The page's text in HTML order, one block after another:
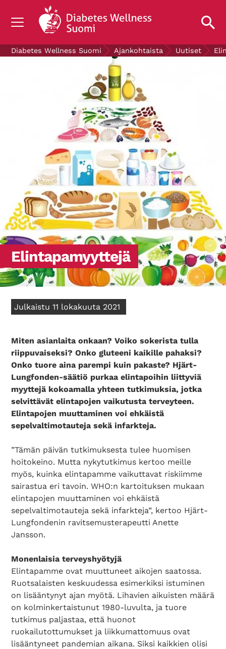
TIETOA DIABETEKSESTA
ILMAISET DIABETESTUOTTEET
Mittaa verensokerisi
Diabetes Wellness Suomi Ajankohtaista Uutiset
Elintapamyyttejä
Julkaistu 11 lokakuuta 2021
Miten asianlaita onkaan? Voiko sokerista tulla
riippuvaiseksi? Onko gluteeni kaikille pahaksi?
Onko tuore aina parempi kuin pakaste? Hjärt-
Lungfonden-säätiö purkaa elintapoihin liittyviä
myyttejä kokoamalla yhteen tutkimuksia, jotka
selvittävät elintapojen vaikutusta terveyteen.
Elintapojen muuttaminen voi ehkäistä
sepelvaltimotauteja sekä infarkteja.
”Tämän päivän tutkimuksesta tulee huomisen
hoitokeino. Mutta nykytutkimus kertoo meille
myös, kuinka elintapamme vaikuttavat riskiimme
sairastua eri tavoin. WHO:n kartoituksen mukaan
elintapojen muuttaminen voi ehkäistä
sepelvaltimotauteja sekä infarkteja”, kertoo Hjärt-
Lungfondenin ravitsemusterapeutti Anette
Jansson.
Monenlaisia terveyshyötyjä
Elintapamme ovat muuttuneet aikojen saatossa.
Ruotsalaisten keskuudessa esimerkiksi istuminen
on lisääntynyt ajan myötä. Lihavien aikuisten määrä
on kolminkertaistunut 1980-luvulta, ja tuore
tutkimus paljastaa, että huonot
ruokailutottumukset ja liikkumattomuus ovat
lisääntyneet pandemian aikana. Siksi kaikkien olisi